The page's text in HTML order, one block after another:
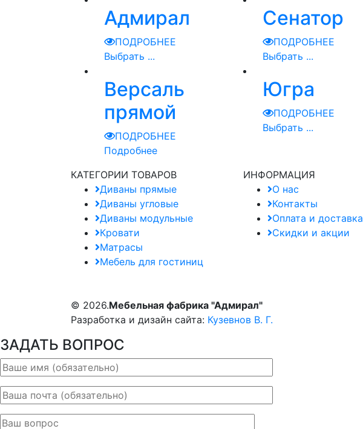
Адмирал
ПОДРОБНЕЕ
Выбрать ...
Сенатор
ПОДРОБНЕЕ
Выбрать ...
Версаль
прямой
ПОДРОБНЕЕ
Подробнее
Югра
ПОДРОБНЕЕ
Выбрать ...
КАТЕГОРИИ ТОВАРОВ
Диваны прямые
Диваны угловые
Диваны модульные
Кровати
Матрасы
Мебель для гостиниц
ИНФОРМАЦИЯ
О нас
Контакты
Оплата и доставка
Скидки и акции
© 2026.Мебельная фабрика "Адмирал"
Разработка и дизайн сайта: Кузевнов В. Г.
ЗАДАТЬ ВОПРОС